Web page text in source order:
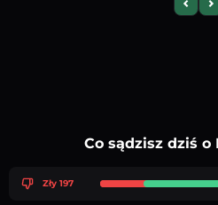
Co sądzisz dziś o
Zły 197